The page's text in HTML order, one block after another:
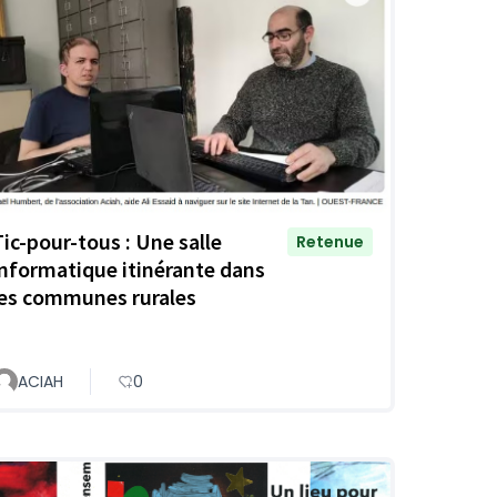
pour-tous : Une salle
itinérante dans
communes rurales
Retenue
ACIAH 0